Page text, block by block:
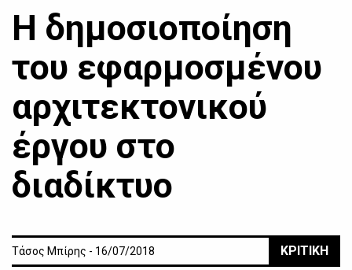
Η δημοσιοποίηση
του εφαρμοσμένου
αρχιτεκτονικού
έργου στο
διαδίκτυο
Τάσος Μπίρης - 16/07/2018 ΚΡΙΤΙΚΗ